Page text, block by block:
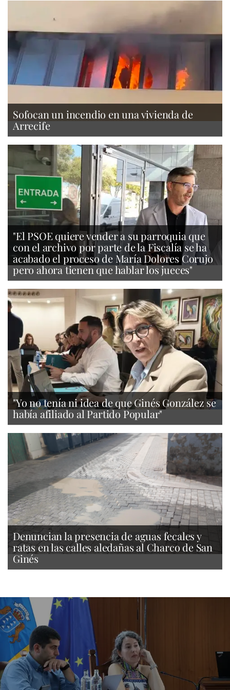
Sofocan un incendio en una vivienda de
Arrecife
"El PSOE quiere vender a su parroquia que
con el archivo por parte de la Fiscalía se ha
acabado el proceso de María Dolores Corujo
pero ahora tienen que hablar los jueces"
"Yo no tenía ni idea de que Ginés González se
había afiliado al Partido Popular"
Denuncian la presencia de aguas fecales y
ratas en las calles aledañas al Charco de San
Ginés